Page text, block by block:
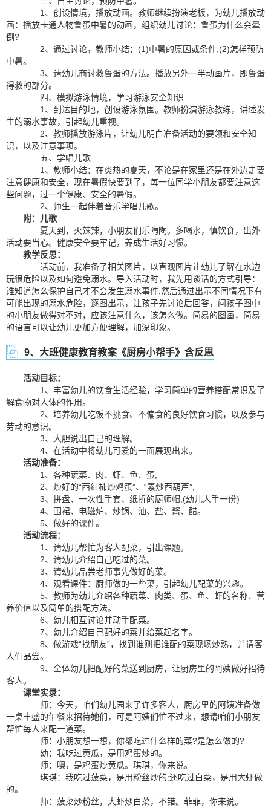
1、创设情境，播放动画。教师继续扮演老板，为幼儿播放动
画：播放卡通人物鲁蛋中暑的动画，组织幼儿讨论：鲁蛋为什么会晕
倒?
2、通过讨论，教师小结：(1)中暑的原因或条件;(2)怎样预防
中暑。
3、请幼儿商讨救鲁蛋的方法。播放另外一半动画片，即鲁蛋
得救的部分。
四、模拟游泳情境，学习游泳安全知识
1、到达目的地，创设游泳氛围。教师扮演游泳教练，讲述发
生的溺水事故，引起幼儿重视。
2、教师播放游泳片，让幼儿明白准备活动的要领和安全知
识，以及注意事项。
五、学唱儿歌
1、教师小结：在炎热的夏天，不论是在家里还是在外边走要
注意健康和安全，现在暑假快要到了，每一位同学小朋友都要注意这
些问题，过一个健康、安全的暑假。
2、师生一起伴着音乐学唱儿歌。
附：儿歌
夏天到，火辣辣，小朋友们乐陶陶。多喝水，慎饮食，出外
活动要当心。健康安全要牢记，养成生活好习惯。
教学反思：
活动前，我准备了相关图片，以直观图片让幼儿了解在水边
玩很危险以及如何避免溺水。导入活动时，我先用谈话的方式引导：
谁知道怎么保护自己才不会发生溺水事件;然后通过出示不同情况下有
可能出现的溺水危险，逐图出示，让孩子先讨论后回答，问孩子图中
的小朋友做得对不对，应该注意什么，该怎么做。简易的图画，简易
的语言可以让幼儿更加方便理解，加深印象。
9、大班健康教育教案《厨房小帮手》含反思
活动目标：
1、丰富幼儿的饮食生活经验，学习简单的营养搭配常识及了
解食物对人体的作用。
2、培养幼儿吃饭不挑食、不偏食的良好饮食习惯，以及参与
劳动的意识。
3、大胆说出自己的理解。
4、在活动中将幼儿可爱的一面展现出来。
活动准备：
1、各种蔬菜、肉、虾、鱼、蛋;
2、炒好的“西红柿炒鸡蛋”、“素炒西葫芦”;
3、拼盘、一次性手套、纸折的厨师帽;(幼儿人手一份)
4、围裙、电磁炉、炒锅、油、盐、酱、醋。
5、做好的课件。
活动流程：
1、请幼儿帮忙为客人配菜，引出课题。
2、请幼儿介绍自己吃过的菜。
3、请幼儿品尝老师事先做好的菜。
4、观看课件：厨师做的一些菜，引起幼儿配菜的兴趣。
5、教师为幼儿介绍各种蔬菜、肉类、蛋、鱼、虾的名称、营
养价值以及简单的搭配方法。
6、幼儿相互讨论并动手配菜。
7、幼儿介绍自己配好的菜并给菜起名字。
8、做游戏“找朋友”，找到谁则把谁配的菜现场炒熟，并请客
人们品尝。
9、全体幼儿把配好的菜送到厨房，让厨房里的阿姨做好招待
客人。
课堂实录：
师：今天，咱们幼儿园来了许多客人，厨房里的阿姨准备做
一桌丰盛的午餐来招待她们，可是阿姨们忙不过来，想请咱们小朋友
帮忙每人来配一道菜。
师：小朋友想一想，你都吃过什么样的菜?是怎么做的?
幼：我吃过黄瓜，是用鸡蛋炒的。
师：噢，是鸡蛋炒黄瓜。琪琪，你来说。
琪琪：我吃过菠菜，是用粉丝炒的;还吃过白菜，是用大虾做
的。
师：菠菜炒粉丝，大虾炒白菜，不错。菲菲，你来说。